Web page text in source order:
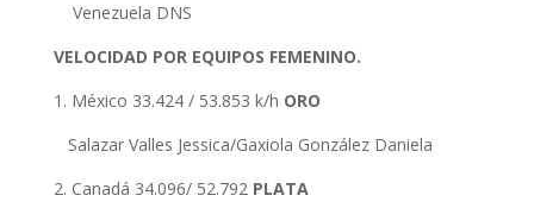
Venezuela DNS
VELOCIDAD POR EQUIPOS FEMENINO.
1. México 33.424 / 53.853 k/h ORO
Salazar Valles Jessica/Gaxiola González Daniela
2. Canadá 34.096/ 52.792 PLATA